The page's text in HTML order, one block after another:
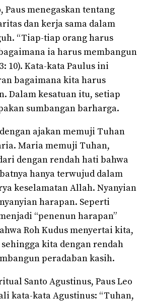
, Paus menegaskan tentang
dan kerja sama dalam
“Tiap-tiap orang harus
ia harus membangun
10). Kata-kata Paulus ini
bagaimana kita harus
Dalam kesatuan itu, setiap
sumbangan barharga.
ajakan memuji Tuhan
Maria memuji Tuhan,
dengan rendah hati bahwa
hanya terwujud dalam
keselamatan Allah. Nyanyian
harapan. Seperti
“penenun harapan”
Roh Kudus menyertai kita,
kita dengan rendah
peradaban kasih.
Santo Agustinus, Paus Leo
kata-kata Agustinus: “Tuhan,